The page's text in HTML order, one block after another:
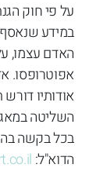
על פי חוק
במידע שנאסף
האדם עצמו,
אפוטרופסו.
אודותיו
השליטה
בכל בקשה
הדוא"ל: